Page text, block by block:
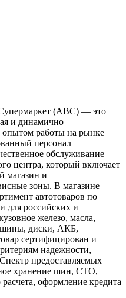
(АВС) — это
и динамично
опытом работы на рынке
персонал
обслуживание
центра, который включает
магазин и
зоны. В магазине
автотоваров по
для российских и
железо, масла,
шины, диски, АКБ,
сертифицирован и
надежности,
предоставляемых
хранение шин, СТО,
оформление кредита